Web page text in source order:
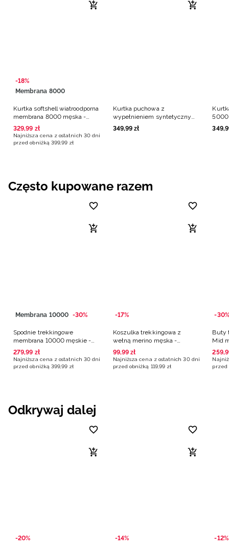
-18%
Membrana 8000
Kurtka softshell wiatroodporna
membrana 8000 męska -
żółta
329,99 zł
Najniższa cena z ostatnich 30 dni
przed obniżką 399,99 zł
Kurtka puchowa z
wypełnieniem syntetycznym
męska - żółta
349,99 zł
5000
349,
Często kupowane razem
Membrana 10000 -30%
Spodnie trekkingowe
membrana 10000 męskie -
czarne
279,99 zł
Najniższa cena z ostatnich 30 dni
przed obniżką 399,99 zł
-17%
Koszulka trekkingowa z
wełną merino męska -
czerwona
99,99 zł
Najniższa cena z ostatnich 30 dni
przed obniżką 119,99 zł
-30%
Buty
Mid
259,
przed
Odkrywaj dalej
-20% -14% -12%